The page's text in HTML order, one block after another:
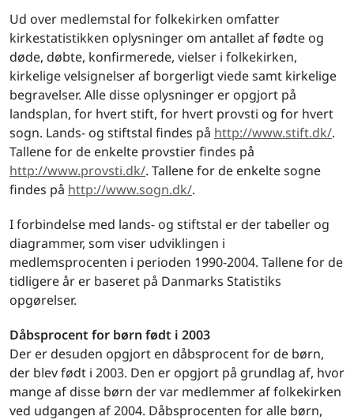
Ud over medlemstal for folkekirken omfatter
kirkestatistikken oplysninger om antallet af fødte og
døde, døbte, konfirmerede, vielser i folkekirken,
kirkelige velsignelser af borgerligt viede samt kirkelige
begravelser. Alle disse oplysninger er opgjort på
landsplan, for hvert stift, for hvert provsti og for hvert
sogn. Lands- og stiftstal findes på http://www.stift.dk/.
Tallene for de enkelte provstier findes på
http://www.provsti.dk/. Tallene for de enkelte sogne
findes på http://www.sogn.dk/.
I forbindelse med lands- og stiftstal er der tabeller og
diagrammer, som viser udviklingen i
medlemsprocenten i perioden 1990-2004. Tallene for de
tidligere år er baseret på Danmarks Statistiks
opgørelser.
Dåbsprocent for børn født i 2003
Der er desuden opgjort en dåbsprocent for de børn,
der blev født i 2003. Den er opgjort på grundlag af, hvor
mange af disse børn der var medlemmer af folkekirken
ved udgangen af 2004. Dåbsprocenten for alle børn,